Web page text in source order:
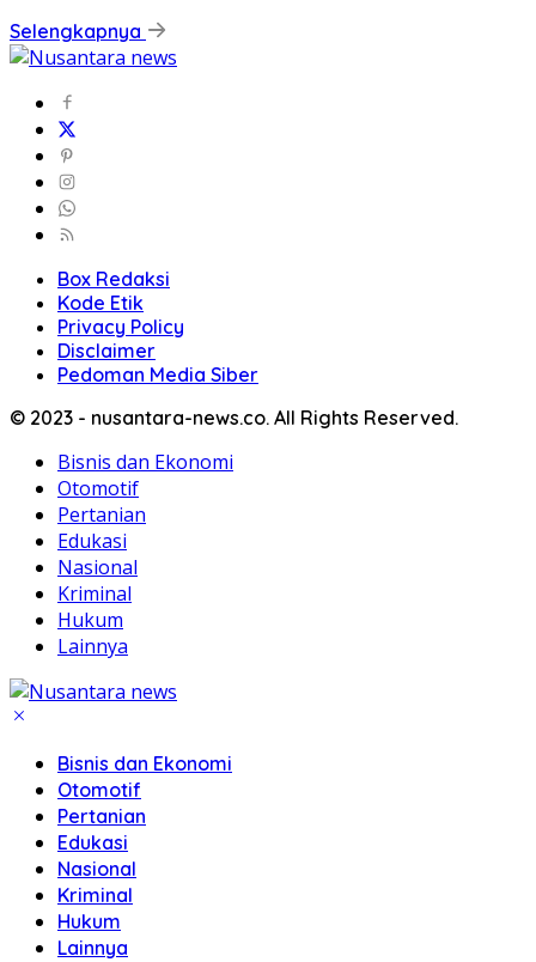
Selengkapnya
Box Redaksi
Kode Etik
Privacy Policy
Disclaimer
Pedoman Media Siber
© 2023 - nusantara-news.co. All Rights Reserved.
Bisnis dan Ekonomi
Otomotif
Pertanian
Edukasi
Nasional
Kriminal
Hukum
Lainnya
Bisnis dan Ekonomi
Otomotif
Pertanian
Edukasi
Nasional
Kriminal
Hukum
Lainnya